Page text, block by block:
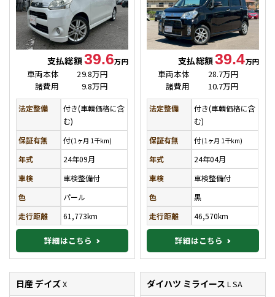
支払総額39.6万円
車両本体
29.8万円
諸費用
9.8万円
法定整備
付き(車輌価格に含
む)
保証有無
付(1ヶ月 1千km)
年式
24年09月
車検
車検整備付
色
パール
走行距離
61,773km
詳細はこちら
支払総額39.4万円
車両本体
28.7万円
諸費用
10.7万円
法定整備
付き(車輌価格に含
む)
保証有無
付(1ヶ月 1千km)
年式
24年04月
車検
車検整備付
色
黒
走行距離
46,570km
詳細はこちら
日産 デイズX ダイハツ ミライースL SA